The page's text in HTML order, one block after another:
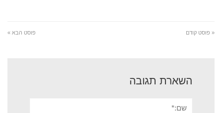
« פוסט קודם פוסט הבא »
השארת תגובה